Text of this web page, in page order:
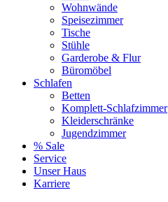
Wohnwände
Speisezimmer
Tische
Stühle
Garderobe & Flur
Büromöbel
Schlafen
Betten
Komplett-Schlafzimmer
Kleiderschränke
Jugendzimmer
% Sale
Service
Unser Haus
Karriere